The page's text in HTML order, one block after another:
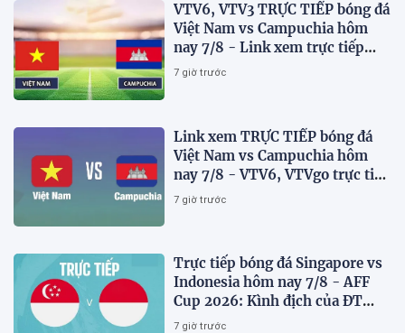
VTV6, VTV3 TRỰC TIẾP bóng đá
Việt Nam vs Campuchia hôm
nay 7/8 - Link xem trực tiếp
AFF Cup 2026 mới nhất
7 giờ trước
Link xem TRỰC TIẾP bóng đá
Việt Nam vs Campuchia hôm
nay 7/8 - VTV6, VTVgo trực tiếp
AFF Cup 2026
7 giờ trước
Trực tiếp bóng đá Singapore vs
Indonesia hôm nay 7/8 - AFF
Cup 2026: Kình địch của ĐT
Việt Nam thua đau?
7 giờ trước